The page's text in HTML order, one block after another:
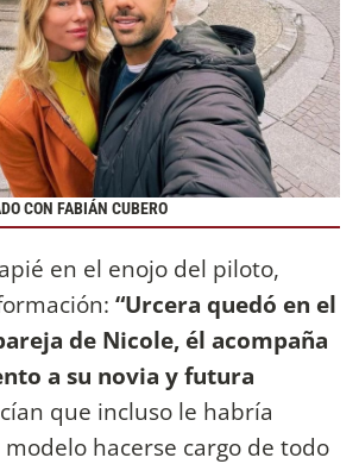
CON FABIÁN CUBERO
en el enojo del piloto,
“Urcera quedó en el
de Nicole, él acompaña
a su novia y futura
que incluso le habría
hacerse cargo de todo